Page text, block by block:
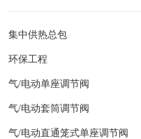
集中供热总包
环保工程
气/电动单座调节阀
气/电动套筒调节阀
气/电动直通笼式单座调节阀